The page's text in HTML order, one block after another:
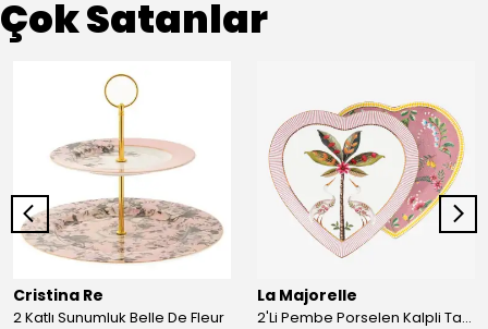
Çok Satanlar
Cristina Re
2 Katlı Sunumluk Belle De Fleur
La Majorelle
2'Li Pembe Porselen Kalpli Tabak 21,5 Cm La Majorelle